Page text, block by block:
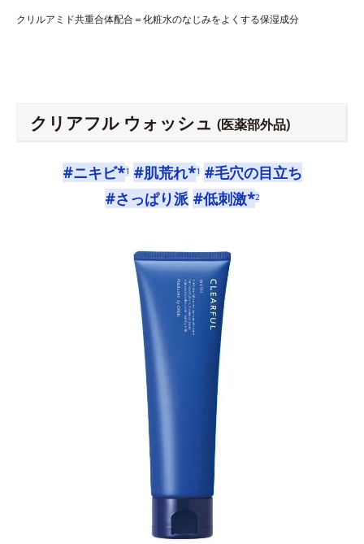
クリルアミド共重合体配合＝化粧水のなじみをよくする保湿成分
クリアフル ウォッシュ (医薬部外品)
#ニキビ*1 #肌荒れ*1 #毛穴の目立ち
#さっぱり派 #低刺激*2